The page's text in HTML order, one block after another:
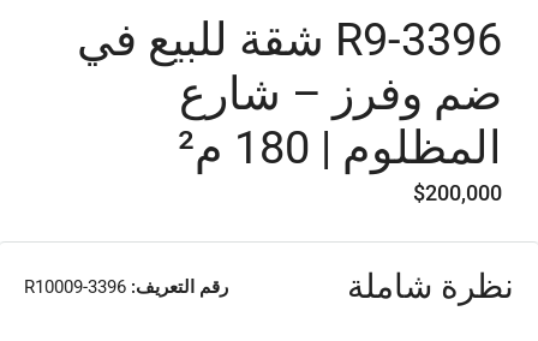
R9-3396 شقة للبيع في
ضم وفرز – شارع
المظلوم | 180 م²
$200,000
نظرة شاملة رقم التعريف: